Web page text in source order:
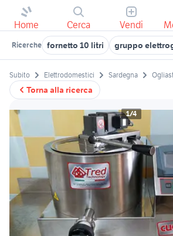
Home Cerca Vendi
Ricerche fornetto 10 litri gruppo
Torna alla ricerca
Subito Elettrodomestici Sardegna
1/4